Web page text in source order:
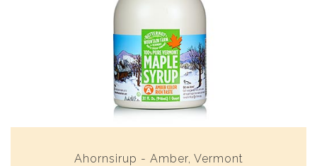
Ahornsirup - Amber, Vermont